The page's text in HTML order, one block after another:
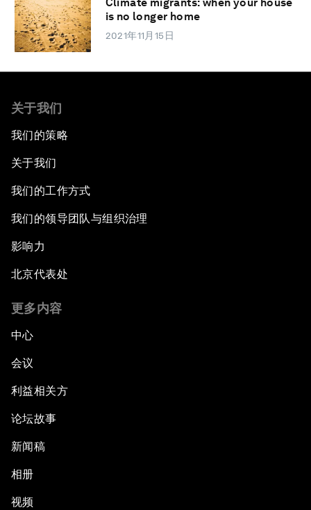
is no longer home
2021年11月15日
关于我们
我们的策略
关于我们
我们的工作方式
我们的领导团队与组织治理
影响力
北京代表处
更多内容
中心
会议
利益相关方
论坛故事
新闻稿
相册
视频